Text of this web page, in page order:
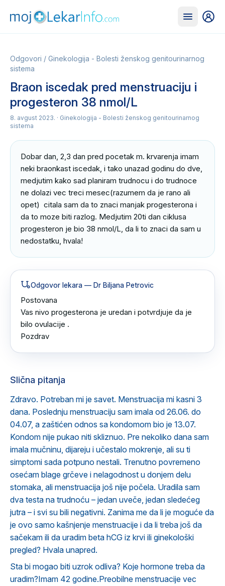
Odgovori / Ginekologija - Bolesti ženskog genitourinarnog
sistema
Braon iscedak pred menstruaciju i
progesteron 38 nmol/L
8. avgust 2023. · Ginekologija - Bolesti ženskog genitourinarnog
sistema
Dobar dan, 2,3 dan pred pocetak m. krvarenja imam
neki braonkast iscedak, i tako unazad godinu do dve,
medjutim kako sad planiram trudnocu i do trudnoce
ne dolazi vec treci mesec(razumem da je rano ali
opet)  citala sam da to znaci manjak progesterona i
da to moze biti razlog. Medjutim 20ti dan ciklusa
progesteron je bio 38 nmol/L, da li to znaci da sam u
nedostatku, hvala!
Odgovor lekara — Dr Biljana Petrovic
Postovana
Vas nivo progesterona je uredan i potvrdjuje da je
bilo ovulacije .
Pozdrav
Slična pitanja
Zdravo. Potreban mi je savet. Menstruacija mi kasni 3
dana. Poslednju menstruaciju sam imala od 26.06. do
04.07, a zaštićen odnos sa kondomom bio je 13.07.
Kondom nije pukao niti skliznuo. Pre nekoliko dana sam
imala mučninu, dijareju i učestalo mokrenje, ali su ti
simptomi sada potpuno nestali. Trenutno povremeno
osećam blage grčeve i nelagodnost u donjem delu
stomaka, ali menstruacija još nije počela. Uradila sam
dva testa na trudnoću – jedan uveče, jedan sledećeg
jutra – i svi su bili negativni. Zanima me da li je moguće da
je ovo samo kašnjenje menstruacije i da li treba još da
sačekam ili da uradim beta hCG iz krvi ili ginekološki
pregled? Hvala unapred.
Sta bi mogao biti uzrok odliva? Koje hormone treba da
uradim?Imam 42 godine.Preobilne menstruacije vec